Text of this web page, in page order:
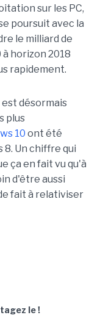
sur les PC,
poursuit avec la
le milliard de
horizon 2018
rapidement.
est désormais
plus
10 ont été
Un chiffre qui
ça en fait vu qu'à
d'être aussi
fait à relativiser
le !